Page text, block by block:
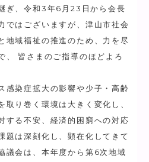
ぎ、令和3年6月23日から会長
ではございますが、津山市社会
地域福祉の推進のため、力を尽
、 皆さまのご指導のほどよろ
感染症拡大の影響や少子・高齢
取り巻く環境は大きく変化し、
する不安、経済的困窮への対応
題は深刻化し、顕在化してきて
議会は、本年度から第6次地域